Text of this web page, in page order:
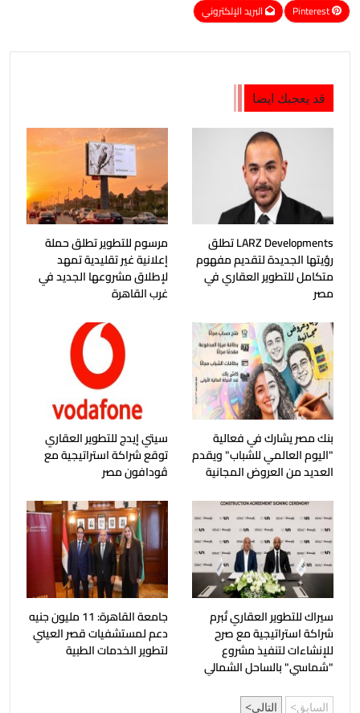
Pinterest
البريد الإلكتروني
قد يعجبك ايضا
LARZ Developments تطلق
رؤيتها الجديدة لتقديم مفهوم
متكامل للتطوير العقاري في
مصر
مرسوم للتطوير تطلق حملة
إعلانية غير تقليدية تمهد
لإطلاق مشروعها الجديد في
غرب القاهرة
بنك مصر يشارك في فعالية
"اليوم العالمي للشباب" ويقدم
العديد من العروض المجانية
سيتي إيدج للتطوير العقاري
توقع شراكة استراتيجية مع
ڤودافون مصر
سيراك للتطوير العقاري تُبرم
شراكة استراتيجية مع صرح
للإنشاءات لتنفيذ مشروع
"شماسي" بالساحل الشمالي
جامعة القاهرة: 11 مليون جنيه
دعم لمستشفيات قصر العيني
لتطوير الخدمات الطبية
السابق التالي